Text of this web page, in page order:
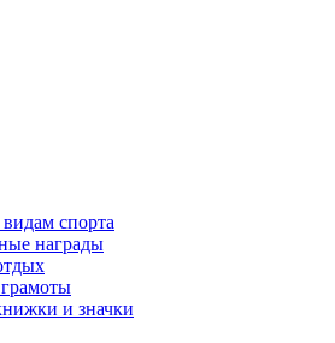
спорта
награды
и значки